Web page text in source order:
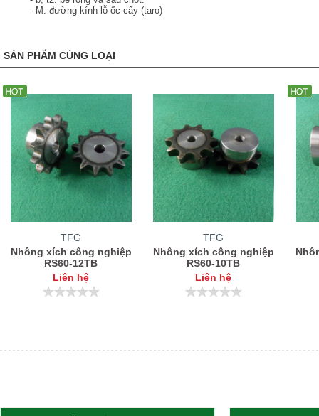
- M: đường kính lỗ ốc cấy (taro)
SẢN PHẨM CÙNG LOẠI
TFG
Nhông xích công nghiệp
RS60-12TB
Liên hệ
TFG
Nhông xích công nghiệp
RS60-10TB
Liên hệ